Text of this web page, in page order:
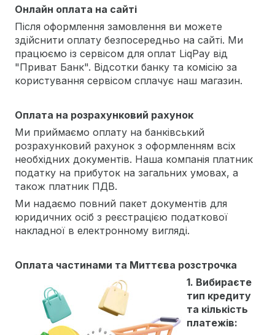
Онлайн оплата на сайті
Після оформлення замовлення ви можете
здійснити оплату безпосередньо на сайті. Ми
працюємо із сервісом для оплат LiqPay від
"Приват Банк". Відсотки банку та комісію за
користування сервісом сплачує наш магазин.
Оплата на розрахунковий рахунок
Ми приймаємо оплату на банківський
розрахунковий рахунок з оформленням всіх
необхідних документів. Наша компанія платник
податку на прибуток на загальних умовах, а
також платник ПДВ.
Ми надаємо повний пакет документів для
юридичних осіб з реєстрацією податкової
накладної в електронному вигляді.
Оплата частинами та Миттєва розстрочка
1. Вибираєте
тип кредиту
та кількість
платежів: